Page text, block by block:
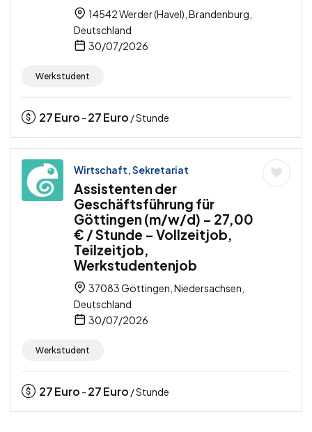
14542 Werder (Havel), Brandenburg,
Deutschland
30/07/2026
Werkstudent
27Euro - 27Euro / Stunde
Wirtschaft, Sekretariat
Assistenten der
Geschäftsführung für
Göttingen (m/w/d) – 27,00
€ / Stunde – Vollzeitjob,
Teilzeitjob,
Werkstudentenjob
37083 Göttingen, Niedersachsen,
Deutschland
30/07/2026
Werkstudent
27Euro - 27Euro / Stunde